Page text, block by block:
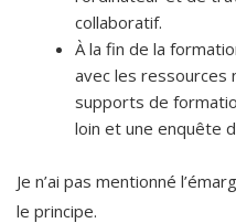
collaboratif.
À la fin de la
avec les ressources
supports de
loin et une enquête
Je n’ai pas mentionné
le principe.